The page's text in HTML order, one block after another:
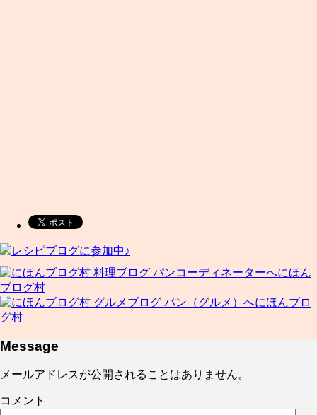
レシピブログに参加中♪
にほん
ブログ村
にほんブロ
グ村
Message
メールアドレスが公開されることはありません。
コメント